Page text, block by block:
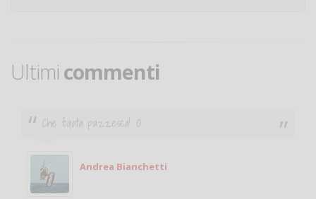
Ultimi commenti
Ciao. Sono a Treviglio da poco e vorrei
Michele